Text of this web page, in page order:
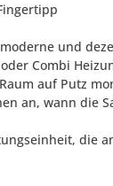
und
Combi
auf Putz
an, wann die
die